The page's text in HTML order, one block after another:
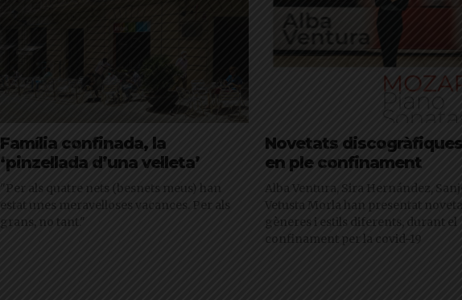
Família confinada, la
‘pinzellada d’una velleta’
"Per als quatre nets (besnets meus) han
estat unes meravelloses vacances. Per als
grans, no tant."
Novetats
en ple confinament
Alba Ventura, Sira Hernández,
Vetusta Morla han presentat
gèneres i estils diferents, durant el
confinament per la covid-19